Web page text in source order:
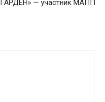
ГАРДЕН» — участник МАПП